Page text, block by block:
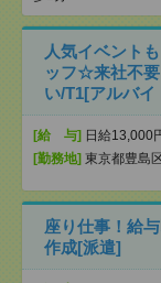
人気イベント
ッフ☆来社不
い/T1[アルバイ
[給 与] 日給13,000
[勤務地] 東京都豊島
座り仕事！給
作成[派遣]